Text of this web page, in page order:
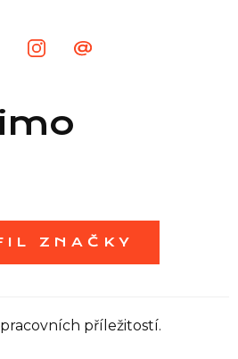
Seznam NC
ZNAČKY
příležitostí.